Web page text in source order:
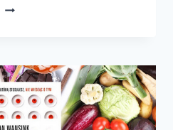
HALUCYNACJE